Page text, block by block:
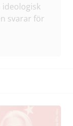
ideologisk
svarar för